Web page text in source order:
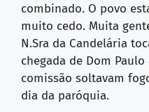
combinado. O povo
muito cedo. Muita
N.Sra da Candelária
chegada de Dom
comissão soltavam
dia da paróquia.